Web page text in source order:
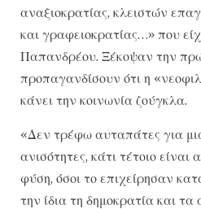
αναξιοκρατίας, κλειστών
και γραφειοκρατίας…» που
Παπανδρέου. Ξέκοψαν την
προπαγανδίσουν ότι η
κάνει την κοινωνία ζούγκλα.
«Δεν τρέφω αυταπάτες για
ανισότητες, κάτι τέτοιο
φύση, όσοι το επιχείρησαν
την ίδια τη δημοκρατία και τα